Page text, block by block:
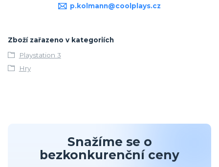
p.kolmann@coolplays.cz
Zboží zařazeno v kategoriích
Playstation 3
Hry
Snažíme se o
bezkonkurenční ceny